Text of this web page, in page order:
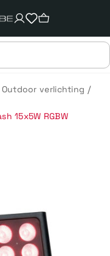
verlichting /
15x5W RGBW